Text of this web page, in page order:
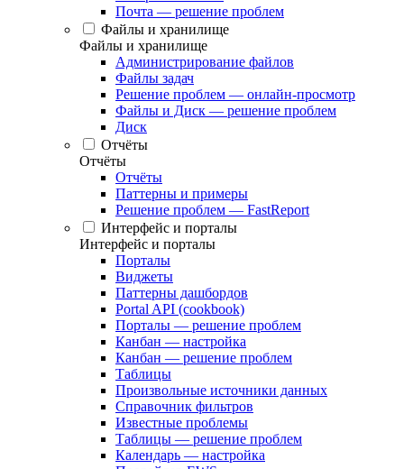
Почта — решение проблем
Файлы и хранилище
Файлы и хранилище
Администрирование файлов
Файлы задач
Решение проблем — онлайн-просмотр
Файлы и Диск — решение проблем
Диск
Отчёты
Отчёты
Отчёты
Паттерны и примеры
Решение проблем — FastReport
Интерфейс и порталы
Интерфейс и порталы
Порталы
Виджеты
Паттерны дашбордов
Portal API (cookbook)
Порталы — решение проблем
Канбан — настройка
Канбан — решение проблем
Таблицы
Произвольные источники данных
Справочник фильтров
Известные проблемы
Таблицы — решение проблем
Календарь — настройка